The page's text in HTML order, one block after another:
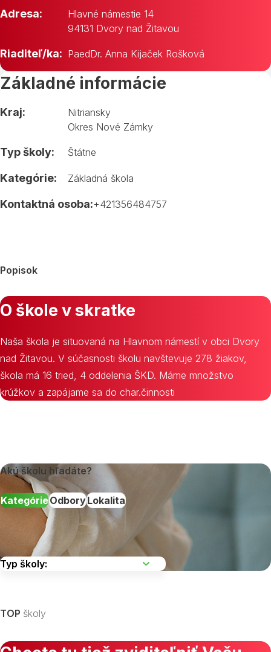
Adresa:
Hlavné námestie 14
94131 Dvory nad Žitavou
Riaditeľ/ka: PaedDr. Anna Kijaček Rošková
Základné informácie
Kraj:
Nitriansky
Okres Nové Zámky
Typ školy: Štátne
Kategórie: Základná škola
Kontaktná osoba:+421356484757
Popisok
O škole v skratke
Naša škola je situovaná na Hlavnom námestí v obci Dvory
nad Žitavou. V súčasnosti školu navštevuje 278 žiakov,
škola má 16 tried, 4 oddelenia ŠKD. Máme množstvo
krúžkov a zapájame sa do char.činnosti
Akú školu hľadáte?
KategórieOdboryLokalita
TOP školy